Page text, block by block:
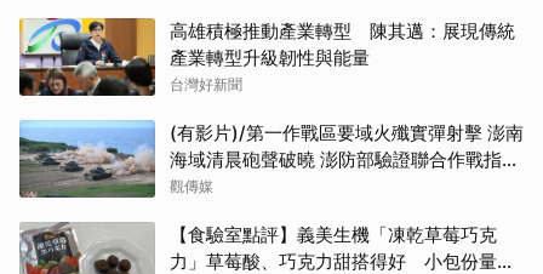
高雄積極推動產業轉型 陳其邁：展現傳統
產業轉型升級韌性與能量
台灣好新聞
(有影片)/第一作戰區要域火殲實彈射擊 澎南
海域清晨砲聲破曉 澎防部驗證聯合作戰指管
效能
觀傳媒
【食驗室點評】義美生機「凍乾草莓巧克
力」草莓酸、巧克力甜搭得好 小包份量能